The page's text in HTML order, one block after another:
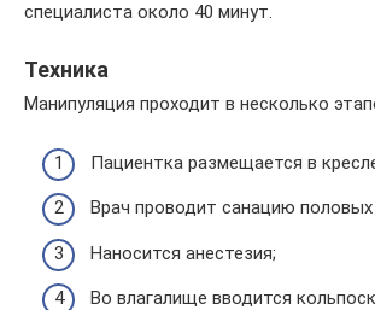
специалиста около 40 минут.
Техника
Манипуляция проходит в несколько
Пациентка размещается в
Врач проводит санацию половых
Наносится анестезия;
Во влагалище вводится